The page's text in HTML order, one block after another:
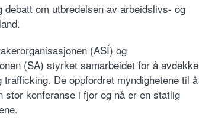
debatt om utbredelsen av arbeidslivs- og
(ASÍ) og
(SA) styrket samarbeidet for å
De oppfordret myndighetene til
stor konferanse i fjor og nå er en statlig